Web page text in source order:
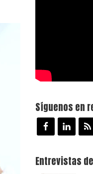
Síguenos en
Entrevistas